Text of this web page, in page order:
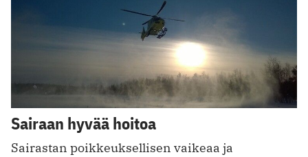
Sairaan hyvää hoitoa
Sairastan poikkeuksellisen vaikeaa ja